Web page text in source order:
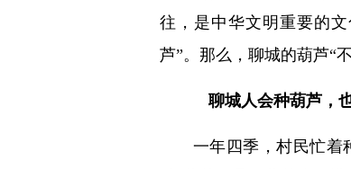
往，是中华文明重要的
芦”。那么，聊城的葫芦“
聊城人会种葫芦，
一年四季，村民忙着种